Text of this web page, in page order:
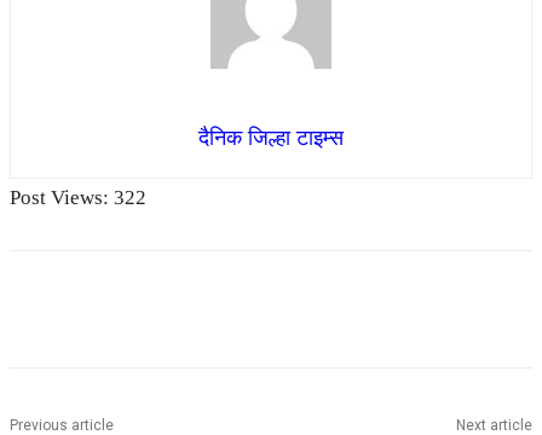
दैनिक जिल्हा टाइम्स
Post Views: 322
Previous article Next article